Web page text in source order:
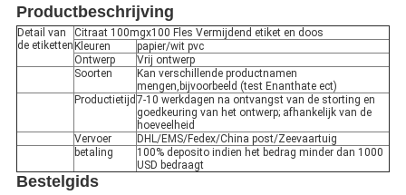
Productbeschrijving
Detail van
de etiketten
Citraat 100mgx100 Fles Vermijdend etiket en doos
Kleuren
papier/wit pvc
Ontwerp
Vrij ontwerp
Soorten
Kan verschillende productnamen
mengen,bijvoorbeeld (test Enanthate ect)
Productietijd 7-10 werkdagen na ontvangst van de storting en
goedkeuring van het ontwerp; afhankelijk van de
hoeveelheid
Vervoer
DHL/EMS/Fedex/China post/Zeevaartuig
betaling
100% deposito indien het bedrag minder dan 1000
USD bedraagt
Bestelgids